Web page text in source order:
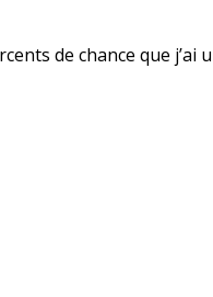
de chance que j’ai